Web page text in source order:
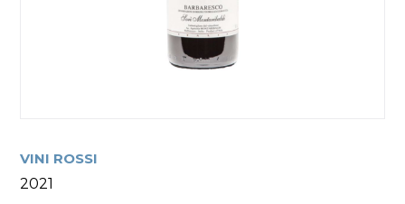
VINI ROSSI
2021